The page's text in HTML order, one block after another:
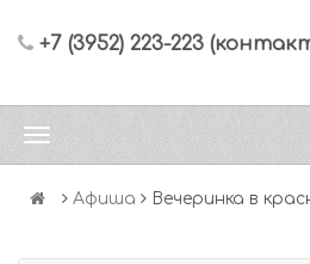
+7 (3952) 223-223
Афиша Вечеринка в